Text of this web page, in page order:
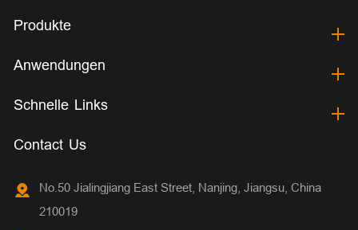
Produkte
Anwendungen
Schnelle Links
Contact Us
No.50 Jialingjiang East Street, Nanjing, Jiangsu, China
210019